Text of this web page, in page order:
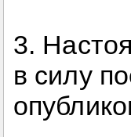
3.
в силу